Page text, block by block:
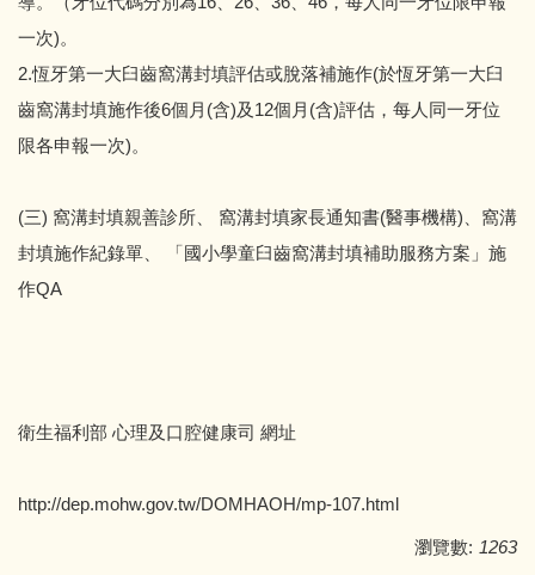
一次)。
2.恆牙第一大臼齒窩溝封填評估或脫落補施作(於恆牙第一大臼
齒窩溝封填施作後6個月(含)及12個月(含)評估，每人同一牙位
限各申報一次)。
(三) 窩溝封填親善診所、 窩溝封填家長通知書(醫事機構)、窩溝
封填施作紀錄單、 「國小學童臼齒窩溝封填補助服務方案」施
作QA
衛生福利部 心理及口腔健康司 網址
http://dep.mohw.gov.tw/DOMHAOH/mp-107.html
瀏覽數: 1263